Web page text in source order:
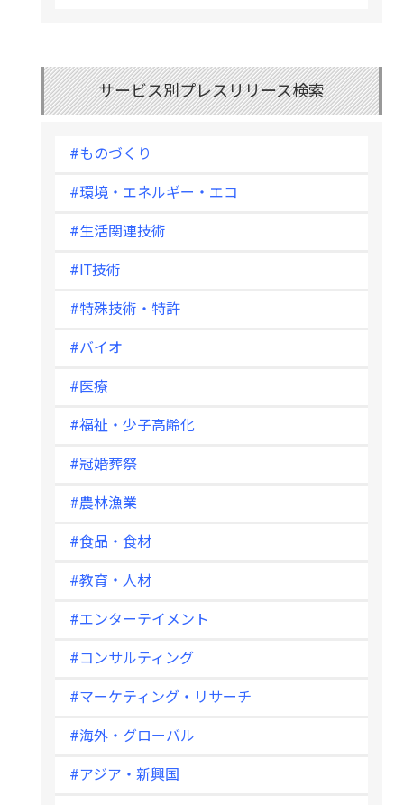
サービス別プレスリリース検索
#ものづくり
#環境・エネルギー・エコ
#生活関連技術
#IT技術
#特殊技術・特許
#バイオ
#医療
#福祉・少子高齢化
#冠婚葬祭
#農林漁業
#食品・食材
#教育・人材
#エンターテイメント
#コンサルティング
#マーケティング・リサーチ
#海外・グローバル
#アジア・新興国